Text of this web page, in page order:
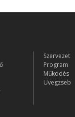
Szervezet
Program
Működés
Üvegzseb